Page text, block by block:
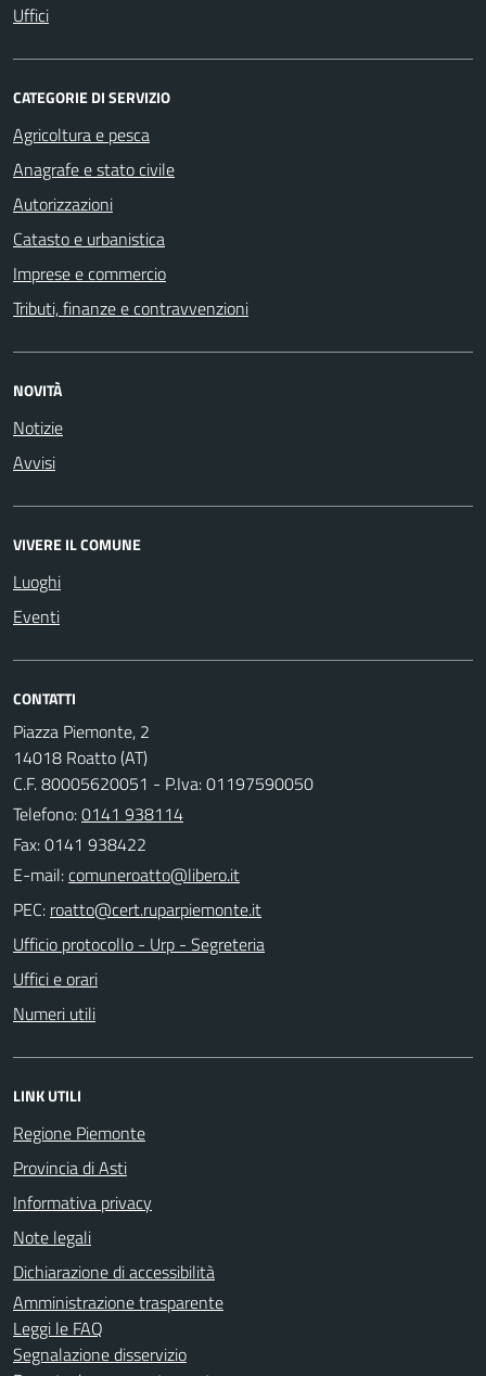
Uffici
CATEGORIE DI SERVIZIO
Agricoltura e pesca
Anagrafe e stato civile
Autorizzazioni
Catasto e urbanistica
Imprese e commercio
Tributi, finanze e contravvenzioni
NOVITÀ
Notizie
Avvisi
VIVERE IL COMUNE
Luoghi
Eventi
CONTATTI
Piazza Piemonte, 2
14018 Roatto (AT)
C.F. 80005620051 - P.Iva: 01197590050
Telefono:0141 938114
Fax: 0141 938422
E-mail:
PEC:
Ufficio protocollo - Urp - Segreteria
Uffici e orari
Numeri utili
LINK UTILI
Regione Piemonte
Provincia di Asti
Informativa privacy
Note legali
Dichiarazione di accessibilità
Amministrazione trasparente
Leggi le FAQ
Segnalazione disservizio